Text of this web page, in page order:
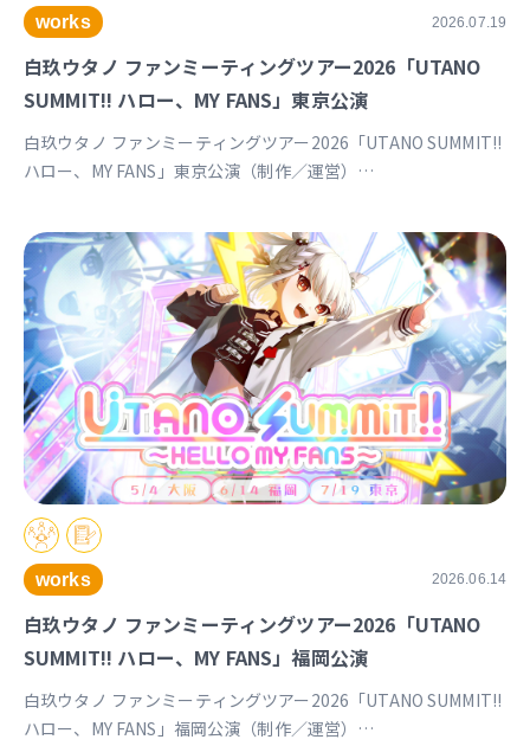
works 2026.07.19
白玖ウタノ ファンミーティングツアー2026「UTANO
SUMMIT!! ハロー、MY FANS」東京公演
白玖ウタノ ファンミーティングツアー2026「UTANO SUMMIT!!
ハロー、MY FANS」東京公演（制作／運営）
works 2026.06.14
白玖ウタノ ファンミーティングツアー2026「UTANO
SUMMIT!! ハロー、MY FANS」福岡公演
白玖ウタノ ファンミーティングツアー2026「UTANO SUMMIT!!
ハロー、MY FANS」福岡公演（制作／運営）